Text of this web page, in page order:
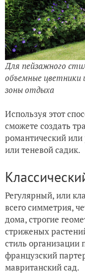
Для пейзажного
объемные
зоны отдыха
Используя этот
сможете создать
романтический или
или теневой садик.
Регулярный, или
всего симметрия,
дома, строгие
стриженых
стиль организации
французский
мавританский сад.